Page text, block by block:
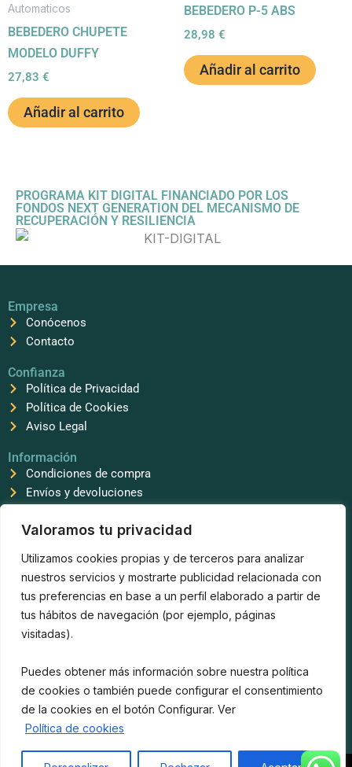
Valoramos tu privacidad
Utilizamos cookies propias y de terceros para analizar
nuestros servicios y mostrarte publicidad relacionada con
tus preferencias en base a un perfil elaborado a partir de
tus hábitos de navegación (por ejemplo, páginas
visitadas).
Puedes obtener más información sobre nuestra política
de cookies o también puede configurar el consentimiento
de la cookies en el botón Configurar. Ver
Política de cookies
Automaticos
BEBEDERO CHUPETE
MODELO DUFFY
27,83 €
Añadir al carrito
BEBEDERO P-5 ABS
28,98 €
Añadir al carrito
PROGRAMA KIT DIGITAL FINANCIADO POR LOS
FONDOS NEXT GENERATION DEL MECANISMO DE
RECUPERACIÓN Y RESILIENCIA
Empresa
Conócenos
Contacto
Confianza
Política de Privacidad
Política de Cookies
Aviso Legal
Información
Condiciones de compra
Envíos y devoluciones
Síguenos
F
c
e
b
o
o
k
T
k
t
o
k
I
s
t
a
g
r
a
Sierra Keox
Horario atención al cliente
Lunes a Viernes 9:00 a 14:00 y 16:00 a 20:00
Formas de pago disponibles